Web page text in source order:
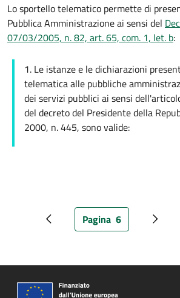
Lo sportello telematico permette di
Pubblica Amministrazione ai sensi del
07/03/2005, n. 82, art. 65, com. 1, let. b:
1. Le istanze e le dichiarazioni
telematica alle pubbliche
dei servizi pubblici ai sensi
del decreto del Presidente della
2000, n. 445, sono valide:
Pagina precedentePagina attuale
Pagina 6